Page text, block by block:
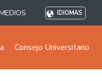
IDIOMAS
Consejo Universitario